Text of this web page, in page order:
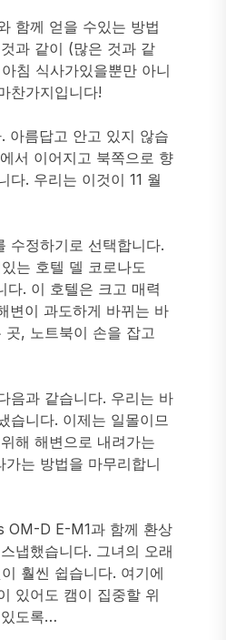
함께 얻을 수있는 방법
과 같이 (많은 것과 같
침 식사가있을뿐만 아니
찬가지입니다!
아름답고 안고 있지 않습
서 이어지고 북쪽으로 향
다. 우리는 이것이 11 월
수정하기로 선택합니다.
는 호텔 델 코로나도
. 이 호텔은 크고 매력
변이 과도하게 바뀌는 바
곳, 노트북이 손을 잡고
음과 같습니다. 우리는 바
습니다. 이제는 일몰이므
해 해변으로 내려가는
는 방법을 마무리합니
OM-D E-M1과 함께 환상
냅했습니다. 그녀의 오래
훨씬 쉽습니다. 여기에
있어도 캠이 집중할 위
도록…